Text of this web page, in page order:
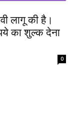
लागू की है।
का शुल्क देना
0